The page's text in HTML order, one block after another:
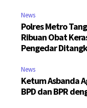
News
Polres Metro
Ribuan Obat
Pengedar
News
Ketum Asbanda
BPD dan BPR